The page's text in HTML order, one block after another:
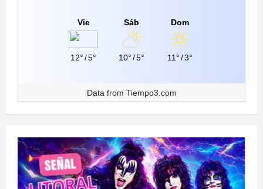
Vie
12°/5°
Sáb
10°/5°
Dom
11°/3°
Data from Tiempo3.com